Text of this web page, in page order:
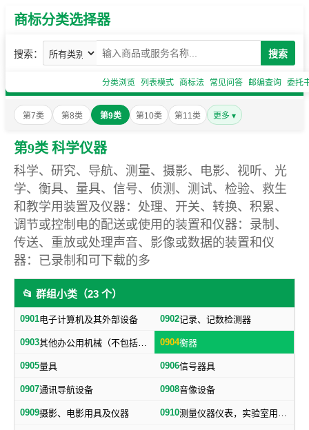
商标分类选择器
搜索： 搜索
分类浏览 列表模式 商标法 常见问答 邮编查询 委托
第7类 第8类 第9类 第10类 第11类 更多 ▾
第9类 科学仪器
科学、研究、导航、测量、摄影、电影、视听、光
学、衡具、量具、信号、侦测、测试、检验、救生
和教学用装置及仪器：处理、开关、转换、积累、
调节或控制电的配送或使用的装置和仪器：录制、
传送、重放或处理声音、影像或数据的装置和仪
器：已录制和可下载的多
📂 群组小类（23 个）
0901电子计算机及其外部设备 0902记录、记数检测器
0903 其他办公用机械（不包括打字机、誉写机、油印机） 0904衡器
0905量具 0906信号器具
0907通讯导航设备 0908音像设备
0909摄影、电影用具及仪器 0910 测量仪器仪表，实验室用器具，电测量仪器，科学仪器